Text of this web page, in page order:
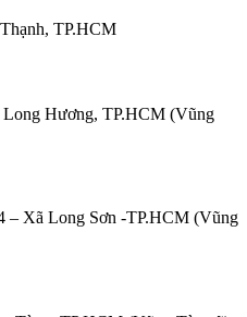
TP.HCM
Long Hương, TP.HCM (Vũng
– Xã Long Sơn -TP.HCM (Vũng